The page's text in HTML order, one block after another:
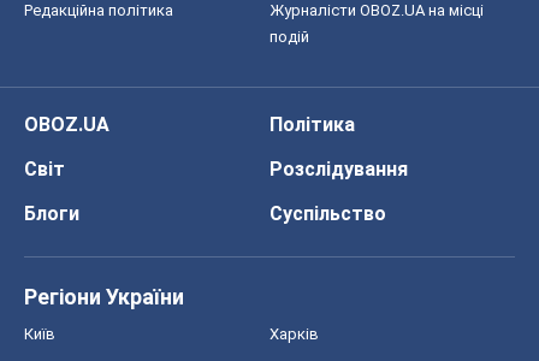
Редакційна політика
Журналісти OBOZ.UA на місці
подій
OBOZ.UA
Політика
Світ
Розслідування
Блоги
Суспільство
Регіони України
Київ Харків